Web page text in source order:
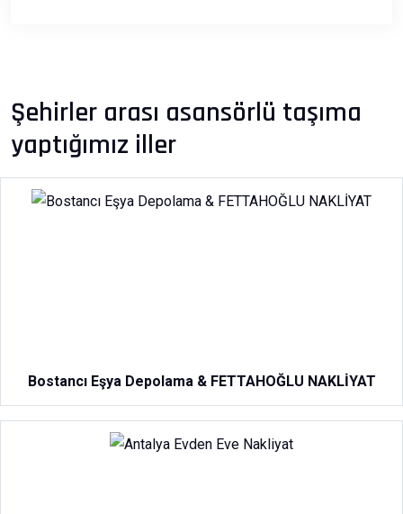
Şehirler arası asansörlü taşıma
yaptığımız iller
Bostancı Eşya Depolama & FETTAHOĞLU NAKLİYAT